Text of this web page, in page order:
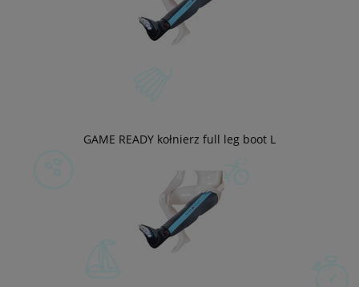
GAME READY kołnierz full leg boot L